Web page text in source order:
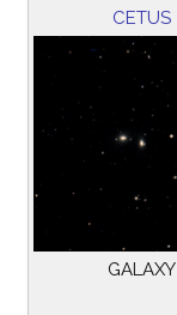
CETUS
GALAXY